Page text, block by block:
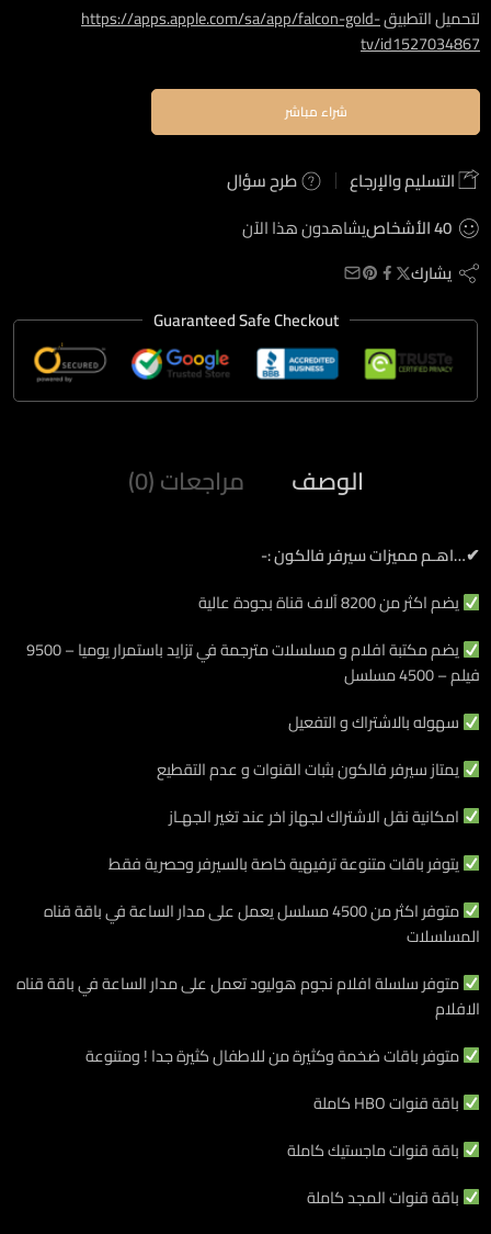
لتحميل التطبيقhttps://apps.apple.com/sa/app/falcon-gold-
tv/id1527034867
شراء مباشر
التسليم والإرجاع
طرح سؤال
40الأشخاصيشاهدون هذا الآن
يشارك
Guaranteed Safe Checkout
الوصف مراجعات (0)
✔…اهـم مميزات سيرفر فالكون :-
يضم اكثر من 8200 آلاف قناة بجودة عالية
يضم مكتبة افلام و مسلسلات مترجمة في تزايد باستمرار يوميا – 9500
فيلم – 4500 مسلسل
سهوله بالاشتراك و التفعيل
يمتاز سيرفر فالكون بثبات القنوات و عدم التقطيع
امكانية نقل الاشتراك لجهاز اخر عند تغير الجهـاز
يتوفر باقات متنوعة ترفيهية خاصة بالسيرفر وحصرية فقط
متوفر اكثر من 4500 مسلسل يعمل على مدار الساعة في باقة قناه
المسلسلات
متوفر سلسلة افلام نجوم هوليود تعمل على مدار الساعة في باقة قناه
الافلام
متوفر باقات ضخمة وكثيرة من للاطفال كثيرة جدا ! ومتنوعة
باقة قنوات HBO كاملة
باقة قنوات ماجستيك كاملة
باقة قنوات المجد كاملة